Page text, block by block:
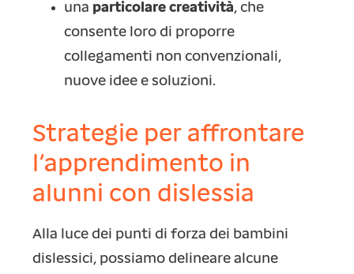
una particolare creatività, che
consente loro di proporre
collegamenti non convenzionali,
nuove idee e soluzioni.
Strategie per affrontare
l’apprendimento in
alunni con dislessia
Alla luce dei punti di forza dei bambini
dislessici, possiamo delineare alcune